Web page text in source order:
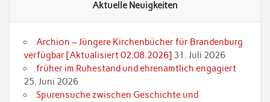
Aktuelle Neuigkeiten
Archion – Jüngere Kirchenbücher für Brandenburg
verfügbar [Aktualisiert 02.08.2026] 31. Juli 2026
früher im Ruhestand und ehrenamtlich engagiert
25. Juni 2026
Spurensuche zwischen Geschichte und